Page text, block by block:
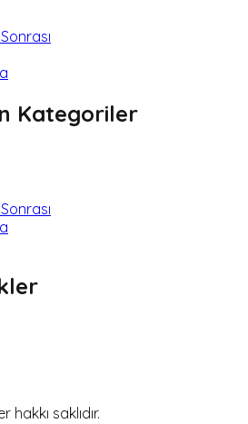
Kategoriler
hakkı saklıdır.